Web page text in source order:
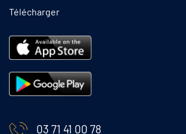
Télécharger
03 71 41 00 78